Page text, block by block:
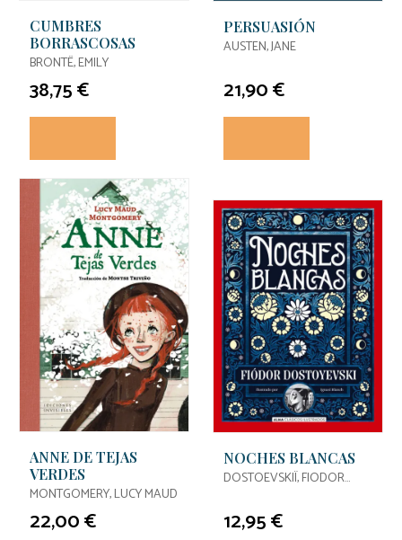
CUMBRES
BORRASCOSAS
BRONTË, EMILY
38,75 €
PERSUASIÓN
AUSTEN, JANE
21,90 €
ANNE DE TEJAS
VERDES
MONTGOMERY, LUCY MAUD
22,00 €
NOCHES BLANCAS
DOSTOEVSKIÏ, FIODOR
12,95 €